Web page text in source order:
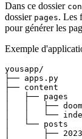
Dans ce dossier
dossier pages. Les
pour générer les
Exemple
yousapp/
├── apps.py
├── content
│   ├── pages
│   │   ├──
│   │   └──
│   └── posts
│       ├──